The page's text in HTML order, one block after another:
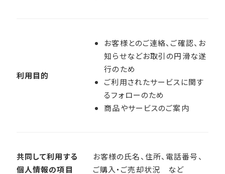
利用目的
お客様とのご連絡、ご確認、お
知らせなどお取引の円滑な遂
行のため
ご利用されたサービスに関す
るフォローのため
商品やサービスのご案内
共同して利用する
個人情報の項目
お客様の氏名、住所、電話番号、
ご購入・ご売却状況 など